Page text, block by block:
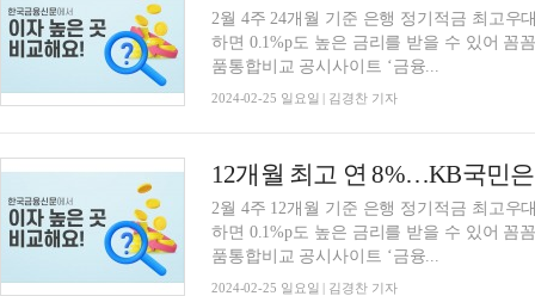
2월 4주 24개월 기준 은행 정기적금 최고우
하면 0.1%p도 높은 금리를 받을 수 있어 꼼
품통합비교 공시사이트 ‘금융...
2024-02-25 일요일 | 김경찬 기자
2월 4주 12개월 기준 은행 정기적금 최고우
하면 0.1%p도 높은 금리를 받을 수 있어 꼼
품통합비교 공시사이트 ‘금융...
2024-02-25 일요일 | 김경찬 기자